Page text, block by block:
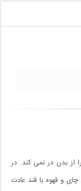
از بدن در نمی کند. در
و قهوه با قند عادت